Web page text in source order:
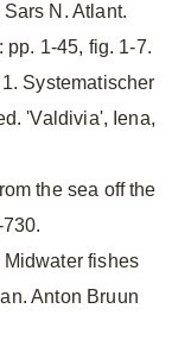
N. Atlant.
pp. 1-45, fig. 1-7.
Systematischer
'Valdivia', Iena,
the sea off the
Midwater fishes
Anton Bruun